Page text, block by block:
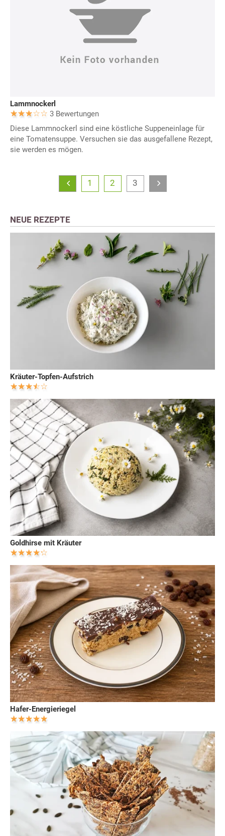
Lammnockerl
3 Bewertungen
Diese Lammnockerl sind eine köstliche Suppeneinlage für
eine Tomatensuppe. Versuchen sie das ausgefallene Rezept,
sie werden es mögen.
1 2 3
NEUE REZEPTE
Kräuter-Topfen-Aufstrich
Goldhirse mit Kräuter
Hafer-Energieriegel